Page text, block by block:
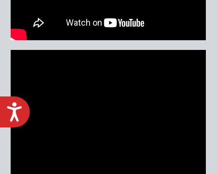
ACCESIBILIDAD